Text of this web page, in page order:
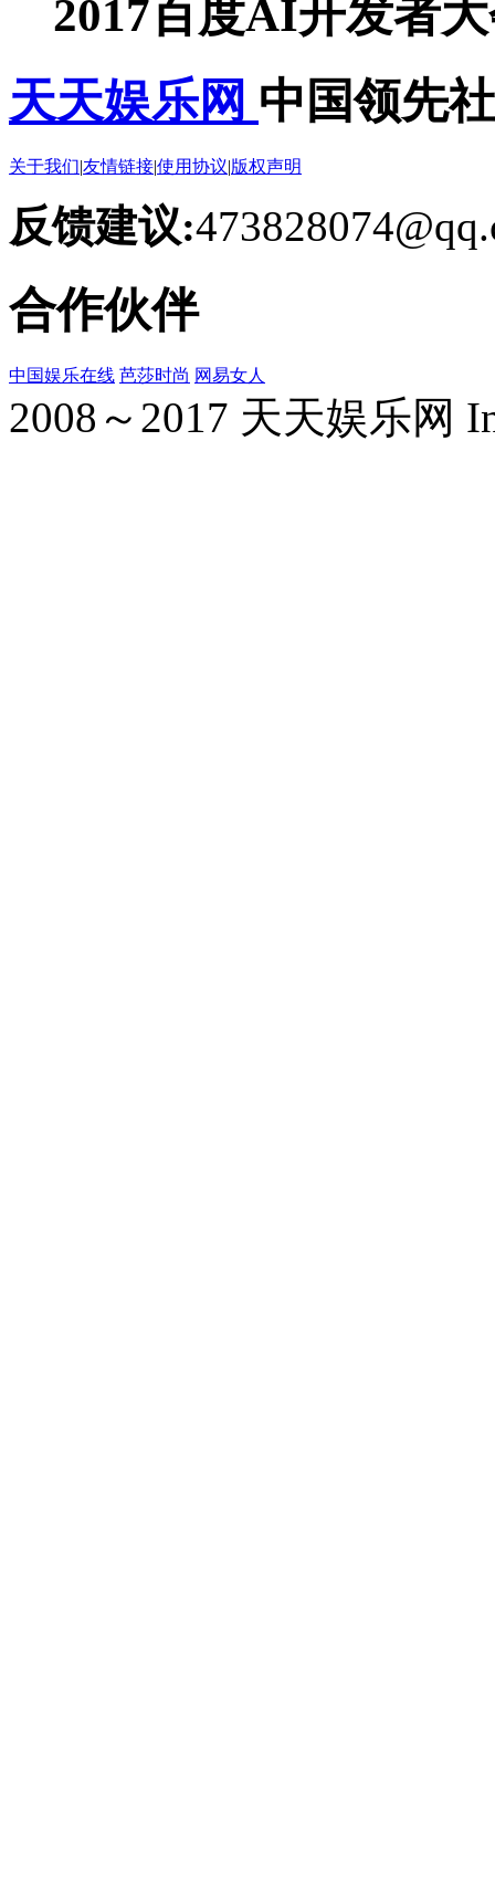
2017百度AI开发者
天天娱乐网 中国领先
关于我们|友情链接|使用协议|版权声明
反馈建议:
合作伙伴
中国娱乐在线 芭莎时尚 网易女人
2008～2017 天天娱乐网